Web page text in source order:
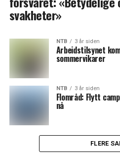
svakheter»
NTB 3 år siden
Arbeidstilsynet
sommervikarer
NTB 3 år siden
Flområd: Flytt
nå
FLERE